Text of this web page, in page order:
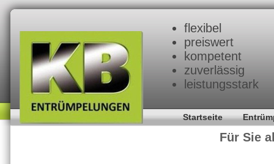
flexibel
preiswert
kompetent
zuverlässig
leistungsstark
Startseite
Für Sie